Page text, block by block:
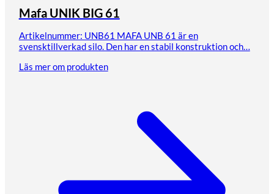
Mafa UNIK BIG 61
Artikelnummer: UNB61 MAFA UNB 61 är en
svensktillverkad silo. Den har en stabil konstruktion och…
Läs mer om produkten